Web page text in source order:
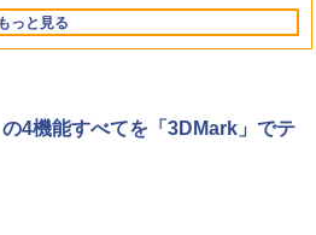
FMVWK3E15W_AZ
っと見る
4機能すべてを「3DMark」でテ